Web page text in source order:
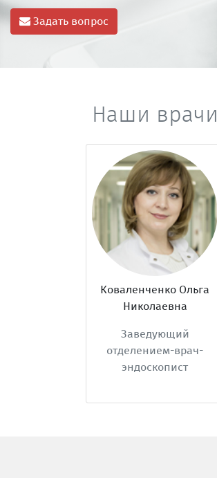
Задать вопрос
Наши врачи
Коваленченко Ольга
Николаевна
Заведующий
отделением-врач-
эндоскопист